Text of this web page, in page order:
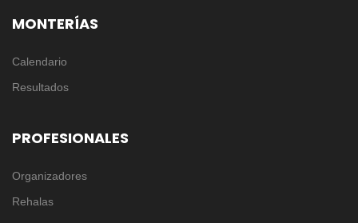
MONTERÍAS
Calendario
Resultados
PROFESIONALES
Organizadores
Rehalas